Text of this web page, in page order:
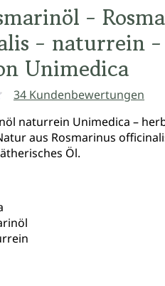
-
- naturrein
Unimedica
34 Kundenbewertungen
naturrein Unimedica –
aus Rosmarinus
Öl.